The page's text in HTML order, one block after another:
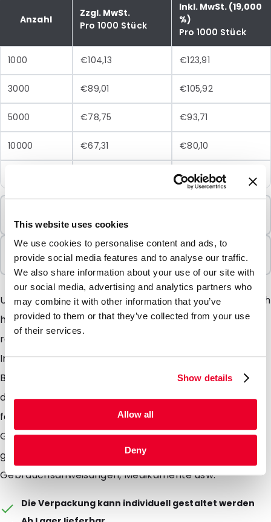
This website uses cookies
We use cookies to personalise content and ads, to
provide social media features and to analyse our traffic.
We also share information about your use of our site with
our social media, advertising and analytics partners who
may combine it with other information that you’ve
provided to them or that they’ve collected from your use
of their services.
Show details
Allow all
Deny
Anzahl
Zzgl. MwSt.
Pro 1000 Stück
Inkl. MwSt. (19,000
%)
Pro 1000 Stück
1000 €104,13 €123,91
3000 €89,01 €105,92
5000 €78,75 €93,71
10000 €67,31 €80,10
€72,14
1000 Einheiten
In Paketen verkauft
1000 Einheiten
Unsere vielseitigen, hochwertigen Gripbags lassen sich
hunderte Male öffnen und wieder verschließen. Das
robuste Material sorgt dafür, dass die Gripbag den
Inhalt hervorragend schützt und selbst ziemlich rauer
Behandlung standhält. Hergestellt aus 50 Mikrometer
dickem LDPE, sind die Gripbags robust, leicht und
feuchtigkeitsbeständig. Ideal zur Aufbewahrung von
Gegenständen oder für den Postversand, besonders
geeignet für Schmuck, Textilien, Schreibwaren,
Gebrauchsanweisungen, Medikamente usw.
Die Verpackung kann individuell gestaltet werden